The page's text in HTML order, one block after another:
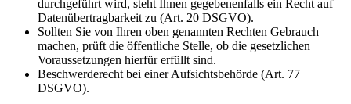
durchgeführt wird, steht Ihnen gegebenenfalls ein Recht auf
Datenübertragbarkeit zu (Art. 20 DSGVO).
Sollten Sie von Ihren oben genannten Rechten Gebrauch
machen, prüft die öffentliche Stelle, ob die gesetzlichen
Voraussetzungen hierfür erfüllt sind.
Beschwerderecht bei einer Aufsichtsbehörde (Art. 77
DSGVO).